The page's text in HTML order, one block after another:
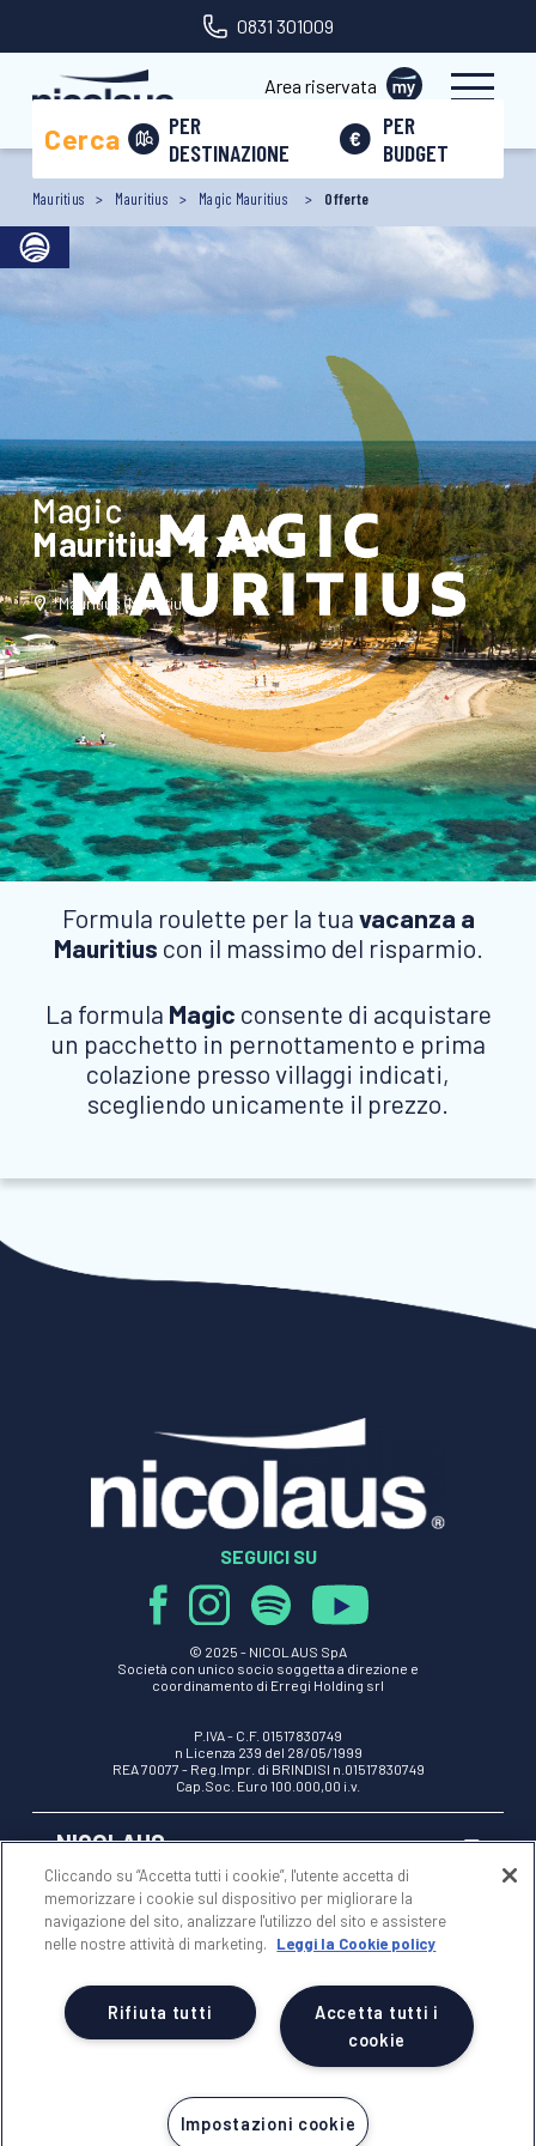
0831 301009
Cerca
PER
DESTINAZIONE
PER
BUDGET
Area riservata
Mauritius Mauritius Magic Mauritius Offerte
Magic
Mauritius
*Mauritius (Mauritius)
Formula roulette per la tua vacanza a
Mauritius con il massimo del risparmio.
La formula Magic consente di acquistare
un pacchetto in pernottamento e prima
colazione presso villaggi indicati,
scegliendo unicamente il prezzo.
SEGUICI SU
© 2025 - NICOLAUS SpA
Società con unico socio soggetta a direzione e
coordinamento di Erregi Holding srl
P.IVA - C.F. 01517830749
n Licenza 239 del 28/05/1999
REA 70077 - Reg.Impr. di BRINDISI n.01517830749
Cap.Soc. Euro 100.000,00 i.v.
NICOLAUS
AREA RISERVATA
Cliccando su “Accetta tutti i cookie”, l'utente accetta di
memorizzare i cookie sul dispositivo per migliorare la
navigazione del sito, analizzare l'utilizzo del sito e assistere
nelle nostre attività di marketing.
Leggi la Cookie policy
Accetta tutti i
cookie
Rifiuta tutti
Impostazioni cookie